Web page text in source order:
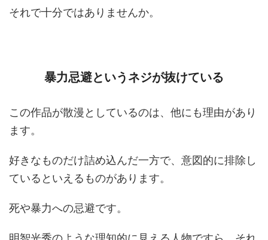
それで十分ではありませんか。
暴力忌避というネジが抜けている
この作品が散漫としているのは、他にも理由があり
ます。
好きなものだけ詰め込んだ一方で、意図的に排除し
ているといえるものがあります。
死や暴力への忌避です。